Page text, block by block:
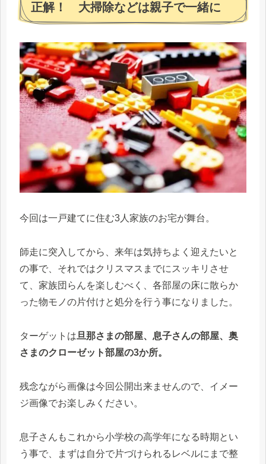
正解！ 大掃除などは親子で一緒に
今回は一戸建てに住む3人家族のお宅が舞台。
師走に突入してから、来年は気持ちよく迎えたいと
の事で、それではクリスマスまでにスッキリさせ
て、家族団らんを楽しむべく、各部屋の床に散らか
った物モノの片付けと処分を行う事になりました。
ターゲットは旦那さまの部屋、息子さんの部屋、奥
さまのクローゼット部屋の3か所。
残念ながら画像は今回公開出来ませんので、イメー
ジ画像でお楽しみください。
息子さんもこれから小学校の高学年になる時期とい
う事で、まずは自分で片づけられるレベルにまで整